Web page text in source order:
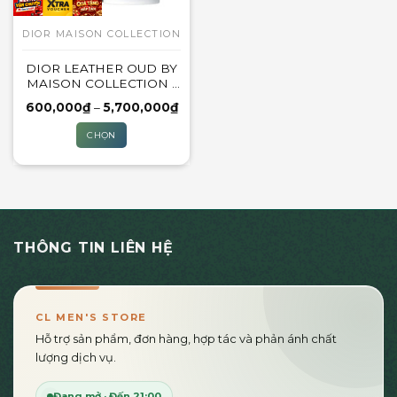
có
thể
chọn
trên
trang
sản
phẩm
DIOR MAISON COLLECTION
DIOR LEATHER OUD BY
MAISON COLLECTION |
600,000₫ – 5,700,000₫Khoảng
giá:
5,700,000₫
CHỌN
có
biến
Các
chọn
có
thể
được
THÔNG TIN LIÊN HỆ
CL MEN'S STORE
Hỗ trợ sản phẩm, đơn hàng, hợp tác và phản ánh chất
lượng dịch vụ.